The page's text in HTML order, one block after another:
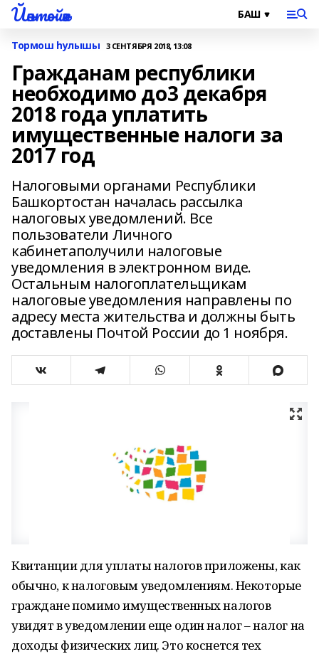
Йәнтөйәк
Тормош һулышы 3 СЕНТЯБРЯ 2018, 13:08
Гражданам республики
необходимо до3 декабря
2018 года уплатить
имущественные налоги за
2017 год
Налоговыми органами Республики
Башкортостан началась рассылка
налоговых уведомлений. Все
пользователи Личного
кабинетаполучили налоговые
уведомления в электронном виде.
Остальным налогоплательщикам
налоговые уведомления направлены по
адресу места жительства и должны быть
доставлены Почтой России до 1 ноября.
Квитанции для уплаты налогов приложены, как
обычно, к налоговым уведомлениям. Некоторые
граждане помимо имущественных налогов
увидят в уведомлении еще один налог – налог на
доходы физических лиц. Это коснется тех